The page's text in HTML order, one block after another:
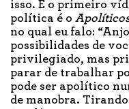
isso. E o primeiro
política é o
no qual eu falo:
possibilidades de
privilegiado, mas
parar de trabalhar
pode ser apolítico
de manobra.